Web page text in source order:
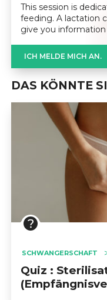
This session is
feeding. A lactation
give you
ICH MELDE MICH AN.
DAS KÖNNTE
SCHWANGERSCHAFT
Quiz :